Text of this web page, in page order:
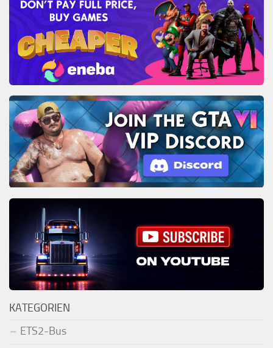
KATEGORIEN
ETS2-Bus